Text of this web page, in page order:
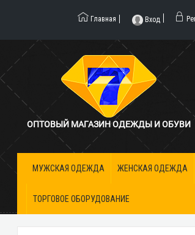
Главная Вход
ОПТОВЫЙ МАГАЗИН ОДЕЖДЫ И ОБУВИ
МУЖСКАЯ ОДЕЖДА ЖЕНСКАЯ ОДЕЖДА
ТОРГОВОЕ ОБОРУДОВАНИЕ